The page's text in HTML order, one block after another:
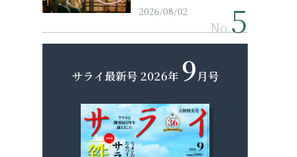
2026/08/02
No.
サライ最新号 2026年 9月号